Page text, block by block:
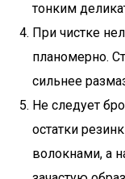
тонким
При чистке
планомерно.
сильнее
Не следует
остатки
волокнами, а